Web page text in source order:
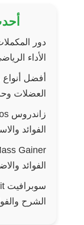
دور
الأداء
أفضل أنواع
العضلات
الفوائد
الفوائد
الشرح